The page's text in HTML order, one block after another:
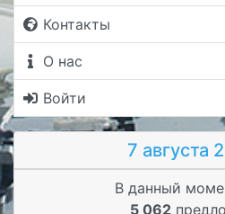
Контакты
О нас
Войти
7 августа
В данный
5 062